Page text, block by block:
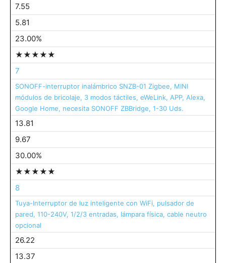
7.55
5.81
23.00%
★★★★★
7
SONOFF-interruptor inalámbrico SNZB-01 Zigbee, MINI
módulos de bricolaje, 3 modos táctiles, eWeLink, APP, Alexa,
Google Home, necesita SONOFF ZBBridge, 1-30 Uds.
13.81
9.67
30.00%
★★★★★
8
Tuya-Interruptor de luz inteligente con WiFi, pulsador de
pared, 110-240V, 1/2/3 entradas, lámpara física, cable neutro
opcional
26.22
13.37